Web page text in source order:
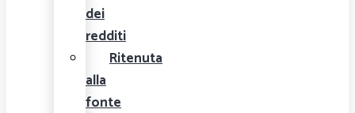
dei
redditi
Ritenuta
alla
fonte